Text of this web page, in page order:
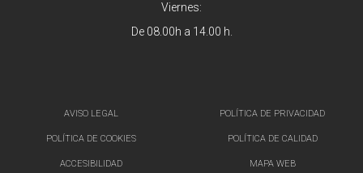
Viernes:
De 08.00h a 14.00 h.
AVISO LEGAL POLÍTICA DE PRIVACIDAD
POLÍTICA DE COOKIES POLÍTICA DE CALIDAD
ACCESIBILIDAD MAPA WEB